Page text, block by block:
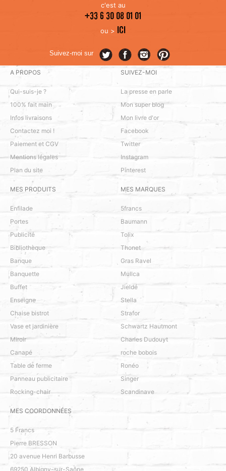
c'est au
+33 6 30 08 01 01
ou > ICI
Suivez-moi sur
A PROPOS
Qui-suis-je ?
100% fait main
Infos livraisons
Contactez moi !
Paiement et CGV
Mentions légales
Plan du site
SUIVEZ-MOI
La presse en parle
Mon super blog
Mon livre d'or
Facebook
Twitter
Instagram
Pinterest
MES PRODUITS
Enfilade
Portes
Publicité
Bibliothèque
Banque
Banquette
Buffet
Enseigne
Chaise bistrot
Vase et jardinière
Miroir
Canapé
Table de ferme
Panneau publicitaire
Rocking-chair
MES MARQUES
5francs
Baumann
Tolix
Thonet
Gras Ravel
Mullca
Jieldé
Stella
Strafor
Schwartz Hautmont
Charles Dudouyt
roche bobois
Ronéo
Singer
Scandinave
MES COORDONNÉES
5 Francs
Pierre BRESSON
20 avenue Henri Barbusse
69250 Albigny-sur-Saône